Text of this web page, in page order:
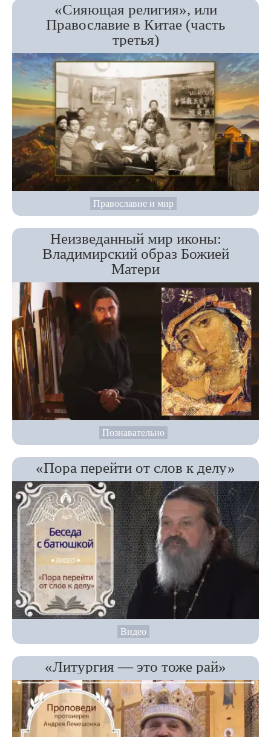
«Сияющая религия», или
Православие в Китае (часть
третья)
Православие и мир
Неизведанный мир иконы:
Владимирский образ Божией
Матери
Познавательно
«Пора перейти от слов к делу»
Видео
«Литургия — это тоже рай»